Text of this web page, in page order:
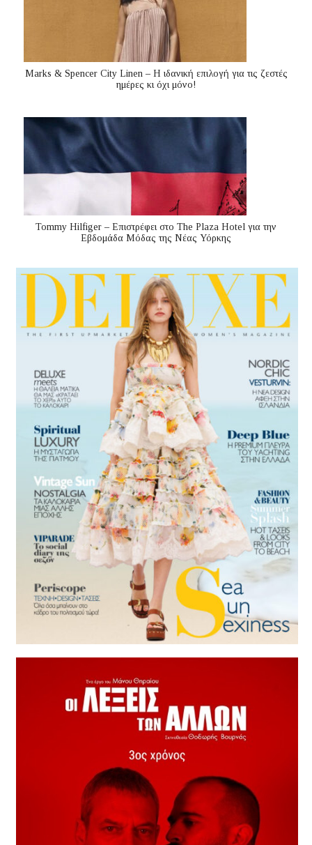
Marks & Spencer City Linen – Η ιδανική επιλογή για τις ζεστές
ημέρες κι όχι μόνο!
Tommy Hilfiger – Επιστρέφει στο The Plaza Hotel για την
Εβδομάδα Μόδας της Νέας Υόρκης